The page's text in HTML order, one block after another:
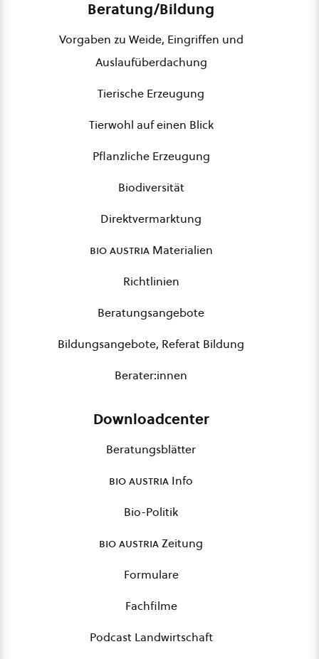
Beratung/Bildung
Vorgaben zu Weide, Eingriffen und
Auslaufüberdachung
Tierische Erzeugung
Tierwohl auf einen Blick
Pflanzliche Erzeugung
Biodiversität
Direktvermarktung
bio austriaMaterialien
Richtlinien
Beratungsangebote
Bildungsangebote, Referat Bildung
Berater:innen
Downloadcenter
Beratungsblätter
bio austria Info
Bio-Politik
bio austriaZeitung
Formulare
Fachfilme
Podcast Landwirtschaft